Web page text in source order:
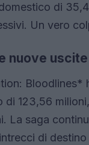
di
Un vero
nuove uscite
Bloodlines*
di 123,56
La saga
di destino